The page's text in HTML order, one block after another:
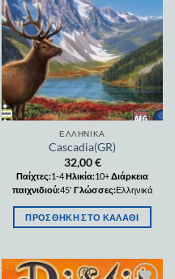
wishlist
ΕΛΛΗΝΙΚΆ
Cascadia(GR)
32,00€
Παίχτες:1-4Ηλικία:10+Διάρκεια
παιχνιδιού:45' Γλώσσες:Ελληνικά
ΠΡΟΣΘΉΚΗ ΣΤΟ ΚΑΛΆΘΙ